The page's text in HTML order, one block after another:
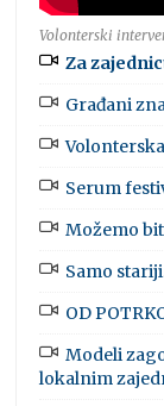
Volonterski
Za
Građani
Serum
Možemo
Samo
OD
Modeli
lokalnim